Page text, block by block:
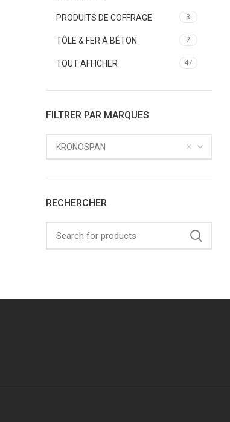
PRODUITS DE COFFRAGE 3
TÔLE & FER À BÉTON 2
TOUT AFFICHER 47
FILTRER PAR MARQUES
KRONOSPAN
RECHERCHER